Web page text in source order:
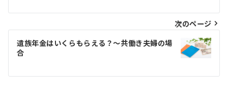
ナ
ビ
ゲ
ー
シ
次のページ
遺族年金はいくらもらえる？～共働き夫婦の場
合